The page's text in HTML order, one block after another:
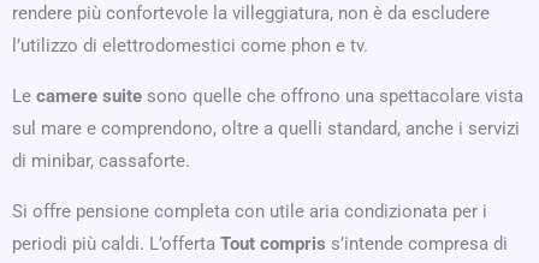
rendere più confortevole la villeggiatura, non è da escludere
l’utilizzo di elettrodomestici come phon e tv.
Le camere suite sono quelle che offrono una spettacolare vista
sul mare e comprendono, oltre a quelli standard, anche i servizi
di minibar, cassaforte.
Si offre pensione completa con utile aria condizionata per i
periodi più caldi. L’offerta Tout compris s’intende compresa di